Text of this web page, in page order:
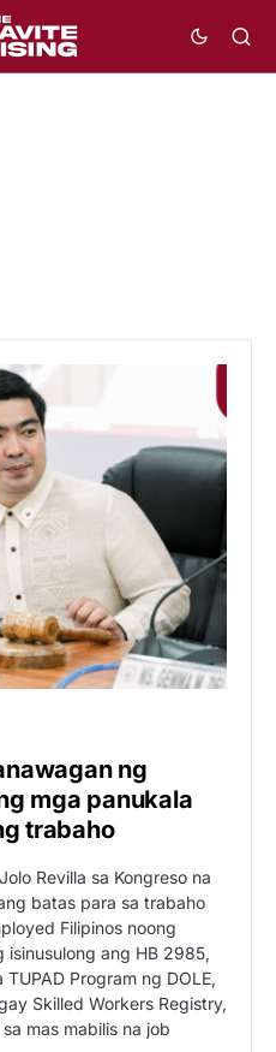
ng
mga panukala
trabaho
Revilla sa Kongreso na
batas para sa trabaho
Filipinos noong
isinusulong ang HB 2985,
Program ng DOLE,
Skilled Workers Registry,
mas mabilis na job